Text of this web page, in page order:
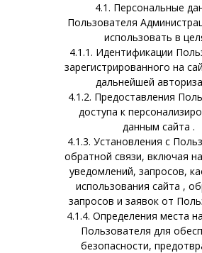
4.1. Персональные
Пользователя
использовать в
4.1.1. Идентификации
зарегистрированного на
дальнейшей
4.1.2. Предоставления
доступа к
данным сайта .
4.1.3. Установления с
обратной связи, включая
уведомлений, запросов,
использования сайта ,
запросов и заявок от
4.1.4. Определения места
Пользователя для
безопасности,